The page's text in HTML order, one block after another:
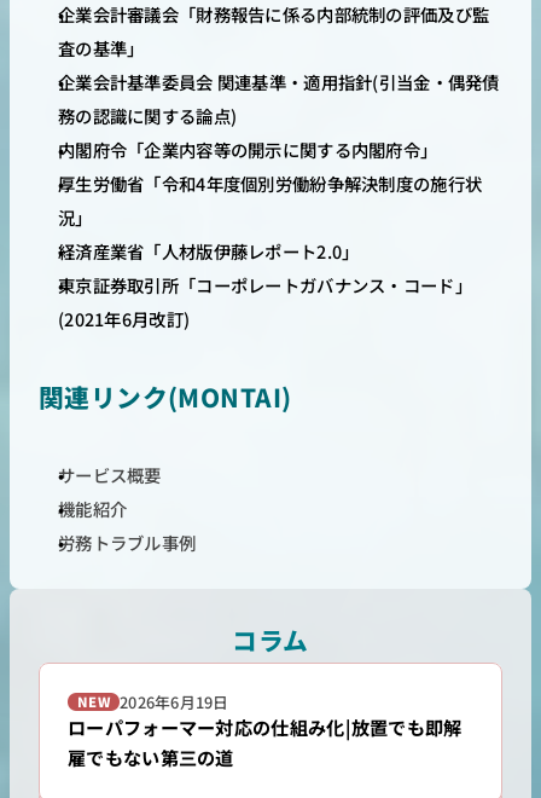
企業会計審議会「財務報告に係る内部統制の評価及び監
査の基準」
企業会計基準委員会 関連基準・適用指針(引当金・偶発債
務の認識に関する論点)
内閣府令「企業内容等の開示に関する内閣府令」
厚生労働省「令和4年度個別労働紛争解決制度の施行状
況」
経済産業省「人材版伊藤レポート2.0」
東京証券取引所「コーポレートガバナンス・コード」
(2021年6月改訂)
関連リンク(MONTAI)
サービス概要
機能紹介
労務トラブル事例
コラム
NEW 2026年6月19日
ローパフォーマー対応の仕組み化|放置でも即解
雇でもない第三の道